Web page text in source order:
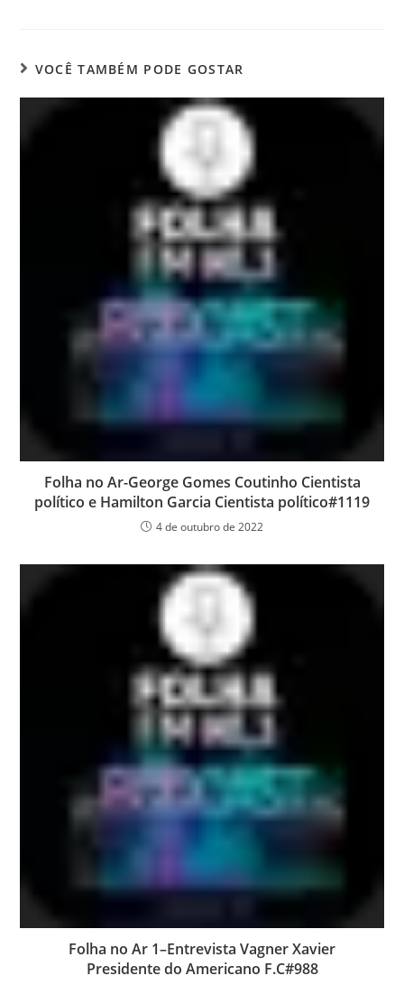
VOCÊ TAMBÉM PODE GOSTAR
Folha no Ar-George Gomes Coutinho Cientista
político e Hamilton Garcia Cientista político#1119
4 de outubro de 2022
Folha no Ar 1–Entrevista Vagner Xavier
Presidente do Americano F.C#988